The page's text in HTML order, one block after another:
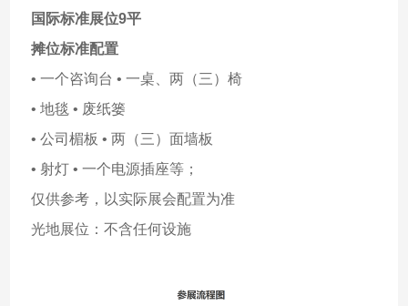
国际标准展位9平
摊位标准配置
• 一个咨询台 • 一桌、两（三）椅
• 地毯 • 废纸篓
• 公司楣板 • 两（三）面墙板
• 射灯 • 一个电源插座等；
仅供参考，以实际展会配置为准
光地展位：不含任何设施